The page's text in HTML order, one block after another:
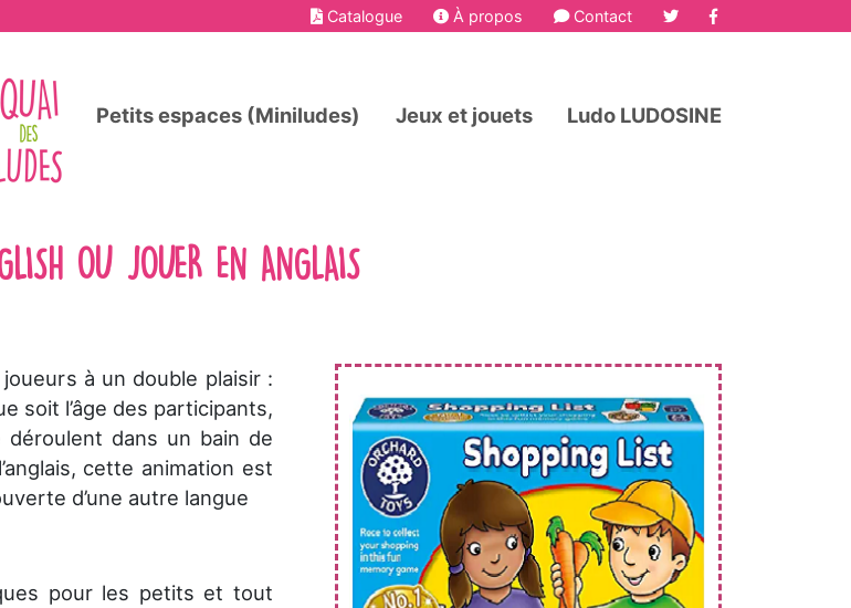
Catalogue À propos Contact
Petits espaces (Miniludes) Jeux et jouets Ludo LUDOSINE
OU JOUER EN ANGLAIS
à un double plaisir :
soit l’âge des participants,
dans un bain de
cette animation est
d’une autre langue
pour les petits et tout